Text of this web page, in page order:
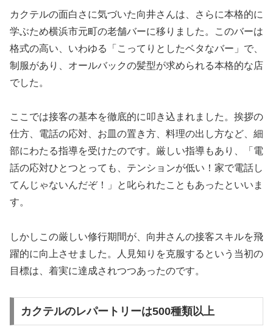
カクテルの面白さに気づいた向井さんは、さらに本格的に
学ぶため横浜市元町の老舗バーに移りました。このバーは
格式の高い、いわゆる「こってりとしたベタなバー」で、
制服があり、オールバックの髪型が求められる本格的な店
でした。
ここでは接客の基本を徹底的に叩き込まれました。挨拶の
仕方、電話の応対、お皿の置き方、料理の出し方など、細
部にわたる指導を受けたのです。厳しい指導もあり、「電
話の応対ひとつとっても、テンションが低い！家で電話し
てんじゃないんだぞ！」と叱られたこともあったといいま
す。
しかしこの厳しい修行期間が、向井さんの接客スキルを飛
躍的に向上させました。人見知りを克服するという当初の
目標は、着実に達成されつつあったのです。
カクテルのレパートリーは500種類以上